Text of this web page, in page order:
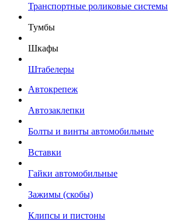
Транспортные роликовые системы
Тумбы
Шкафы
Штабелеры
Автокрепеж
Автозаклепки
Болты и винты автомобильные
Вставки
Гайки автомобильные
Зажимы (скобы)
Клипсы и пистоны